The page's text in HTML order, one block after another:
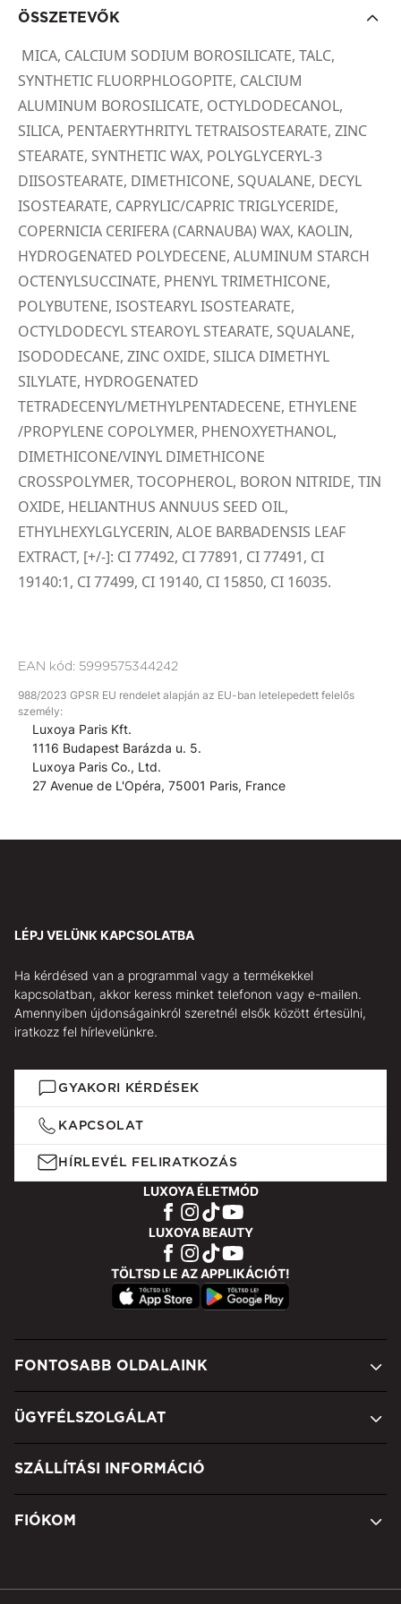
ÖSSZETEVŐK
MICA, CALCIUM SODIUM BOROSILICATE, TALC,
SYNTHETIC FLUORPHLOGOPITE, CALCIUM
ALUMINUM BOROSILICATE, OCTYLDODECANOL,
SILICA, PENTAERYTHRITYL TETRAISOSTEARATE, ZINC
STEARATE, SYNTHETIC WAX, POLYGLYCERYL-3
DIISOSTEARATE, DIMETHICONE, SQUALANE, DECYL
ISOSTEARATE, CAPRYLIC/CAPRIC TRIGLYCERIDE,
COPERNICIA CERIFERA (CARNAUBA) WAX, KAOLIN,
HYDROGENATED POLYDECENE, ALUMINUM STARCH
OCTENYLSUCCINATE, PHENYL TRIMETHICONE,
POLYBUTENE, ISOSTEARYL ISOSTEARATE,
OCTYLDODECYL STEAROYL STEARATE, SQUALANE,
ISODODECANE, ZINC OXIDE, SILICA DIMETHYL
SILYLATE, HYDROGENATED
TETRADECENYL/METHYLPENTADECENE, ETHYLENE
/PROPYLENE COPOLYMER, PHENOXYETHANOL,
DIMETHICONE/VINYL DIMETHICONE
CROSSPOLYMER, TOCOPHEROL, BORON NITRIDE, TIN
OXIDE, HELIANTHUS ANNUUS SEED OIL,
ETHYLHEXYLGLYCERIN, ALOE BARBADENSIS LEAF
EXTRACT, [+/-]: CI 77492, CI 77891, CI 77491, CI
19140:1, CI 77499, CI 19140, CI 15850, CI 16035.
EAN kód: 5999575344242
988/2023 GPSR EU rendelet alapján az EU-ban letelepedett felelős
személy:
Luxoya Paris Kft.
1116 Budapest Barázda u. 5.
Luxoya Paris Co., Ltd.
27 Avenue de L'Opéra, 75001 Paris, France
LÉPJ VELÜNK KAPCSOLATBA
Ha kérdésed van a programmal vagy a termékekkel
kapcsolatban, akkor keress minket telefonon vagy e-mailen.
Amennyiben újdonságainkról szeretnél elsők között értesülni,
iratkozz fel hírlevelünkre.
GYAKORI KÉRDÉSEK
KAPCSOLAT
HÍRLEVÉL FELIRATKOZÁS
LUXOYA ÉLETMÓD
LUXOYA BEAUTY
TÖLTSD LE AZ APPLIKÁCIÓT!
FONTOSABB OLDALAINK
ÜGYFÉLSZOLGÁLAT
SZÁLLÍTÁSI INFORMÁCIÓ
FIÓKOM